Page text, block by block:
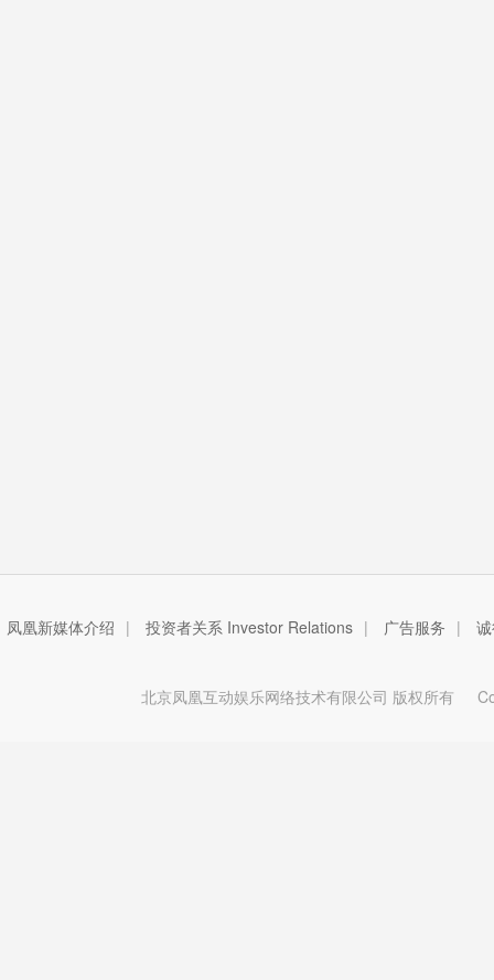
凤凰新媒体介绍 | 投资者关系 Investor Relations | 广告服务 |
北京凤凰互动娱乐网络技术有限公司 版权所有